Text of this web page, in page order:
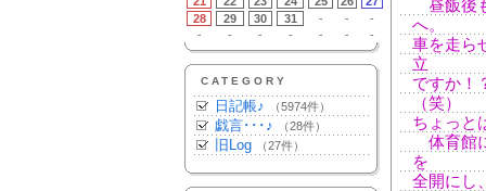
28
29 30 31 - -
-
-
- - - - - -
CATEGORY
日記帳♪ （5974件）
戯言･･･♪ （28件）
旧Log （27件）
昼飯後
へ。
車を走ら
立
ですか！
（笑）
ちょっと
体育館
を
全開にし